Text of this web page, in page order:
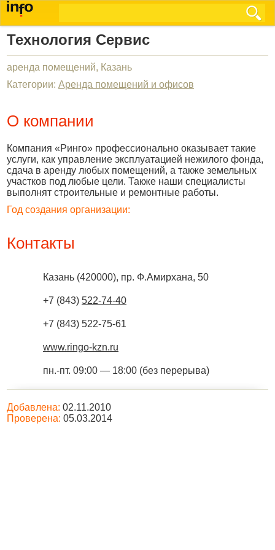
Технология Сервис
аренда помещений, Казань
Категории: Аренда помещений и офисов
О компании
Компания «Ринго» профессионально оказывает такие
услуги, как управление эксплуатацией нежилого фонда,
сдача в аренду любых помещений, а также земельных
участков под любые цели. Также наши специалисты
выполнят строительные и ремонтные работы.
Год создания организации:
Контакты
Казань (420000), пр. Ф.Амирхана, 50
+7 (843) 522-74-40
+7 (843) 522-75-61
www.ringo-kzn.ru
пн.-пт. 09:00 — 18:00 (без перерыва)
Добавлена: 02.11.2010
Проверена: 05.03.2014